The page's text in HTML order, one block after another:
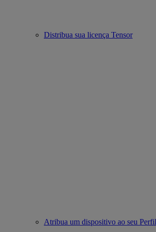
Distribua sua licença Tensor
Atribua um dispositivo ao seu